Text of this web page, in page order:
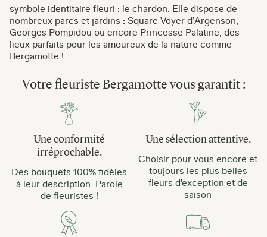
symbole identitaire fleuri : le chardon. Elle dispose de
nombreux parcs et jardins : Square Voyer d’Argenson,
Georges Pompidou ou encore Princesse Palatine, des
lieux parfaits pour les amoureux de la nature comme
Bergamotte !
Votre fleuriste Bergamotte vous garantit :
Une conformité
irréprochable.
Des bouquets 100% fidèles
à leur description. Parole
de fleuristes !
Une sélection attentive.
Choisir pour vous encore et
toujours les plus belles
fleurs d'exception et de
saison